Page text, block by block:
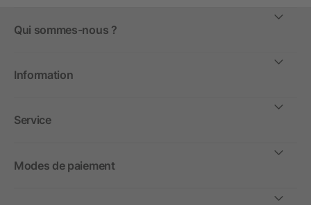
Qui sommes-nous ?
Information
Service
Modes de paiement